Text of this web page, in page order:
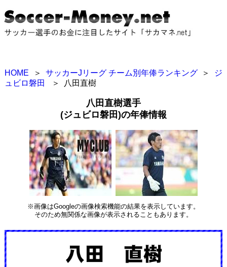
HOME ＞ サッカーJリーグ チーム別年俸ランキング ＞
ジ
ュビロ磐田
＞ 八田直樹
八田直樹選手
(ジュビロ磐田)の年俸情報
※画像はGoogleの画像検索機能の結果を表示しています。
そのため無関係な画像が表示されることもあります。